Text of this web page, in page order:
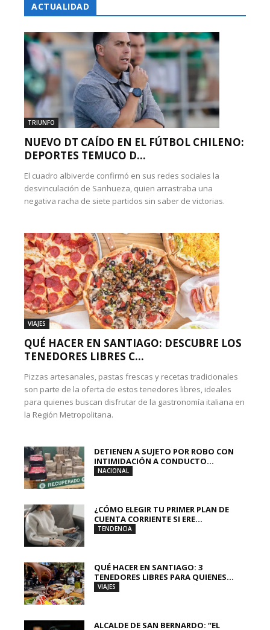
ACTUALIDAD
TRIUNFO
NUEVO DT CAÍDO EN EL FÚTBOL CHILENO:
DEPORTES TEMUCO D...
El cuadro albiverde confirmó en sus redes sociales la
desvinculación de Sanhueza, quien arrastraba una
negativa racha de siete partidos sin saber de victorias.
VIAJES
QUÉ HACER EN SANTIAGO: DESCUBRE LOS
TENEDORES LIBRES C...
Pizzas artesanales, pastas frescas y recetas tradicionales
son parte de la oferta de estos tenedores libres, ideales
para quienes buscan disfrutar de la gastronomía italiana en
la Región Metropolitana.
DETIENEN A SUJETO POR ROBO CON
INTIMIDACIÓN A CONDUCTO...
NACIONAL
¿CÓMO ELEGIR TU PRIMER PLAN DE
CUENTA CORRIENTE SI ERE...
TENDENCIA
QUÉ HACER EN SANTIAGO: 3
TENEDORES LIBRES PARA QUIENES...
VIAJES
ALCALDE DE SAN BERNARDO: “EL